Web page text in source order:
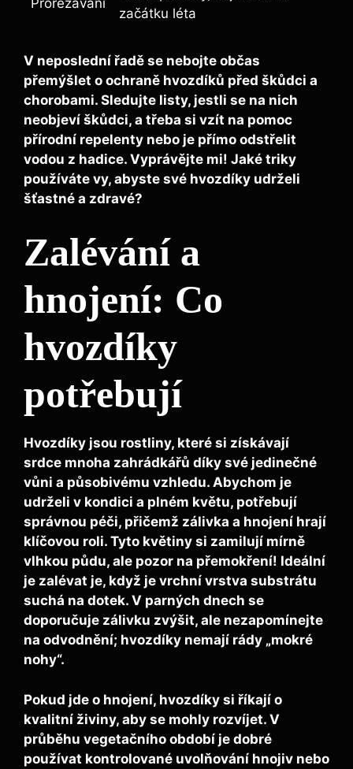
Prořezávání
začátku léta
V neposlední řadě se nebojte občas
přemýšlet o ochraně hvozdíků před škůdci a
chorobami. Sledujte listy, jestli se na nich
neobjeví škůdci, a třeba si vzít na pomoc
přírodní repelenty nebo je přímo odstřelit
vodou z hadice. Vyprávějte mi! Jaké triky
používáte vy, abyste své hvozdíky udrželi
šťastné a zdravé?
Zalévání a
hnojení: Co
hvozdíky
potřebují
Hvozdíky jsou rostliny, které si získávají
srdce mnoha zahrádkářů díky své jedinečné
vůni a působivému vzhledu. Abychom je
udrželi v kondici a plném květu, potřebují
správnou péči, přičemž zálivka a hnojení hrají
klíčovou roli. Tyto květiny si zamilují mírně
vlhkou půdu, ale pozor na přemokření! Ideální
je zalévat je, když je vrchní vrstva substrátu
suchá na dotek. V parných dnech se
doporučuje zálivku zvýšit, ale nezapomínejte
na odvodnění; hvozdíky nemají rády „mokré
nohy“.
Pokud jde o hnojení, hvozdíky si říkají o
kvalitní živiny, aby se mohly rozvíjet. V
průběhu vegetačního období je dobré
používat kontrolované uvolňování hnojiv nebo